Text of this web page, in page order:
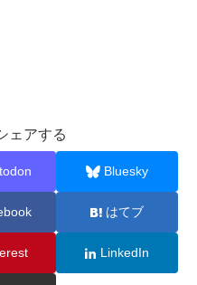
ェアする
Bluesky
はてブ
LinkedIn